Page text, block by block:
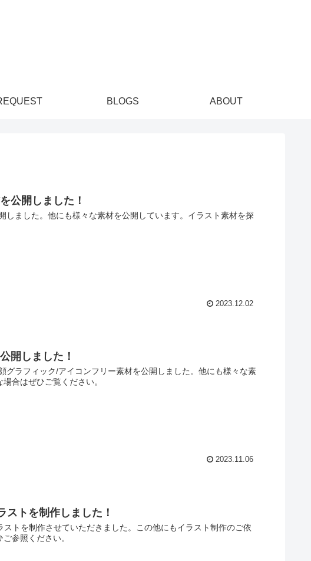
BLOGS ABOUT
公開しました！
ました。他にも様々な素材を公開しています。イラスト素材を探
2023.12.02
開しました！
ラフィック/アイコンフリー素材を公開しました。他にも様々な素
合はぜひご覧ください。
2023.11.06
トを制作しました！
トを制作させていただきました。この他にもイラスト制作のご依
参照ください。